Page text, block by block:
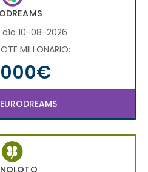
10-08-2026
MILLONARIO: